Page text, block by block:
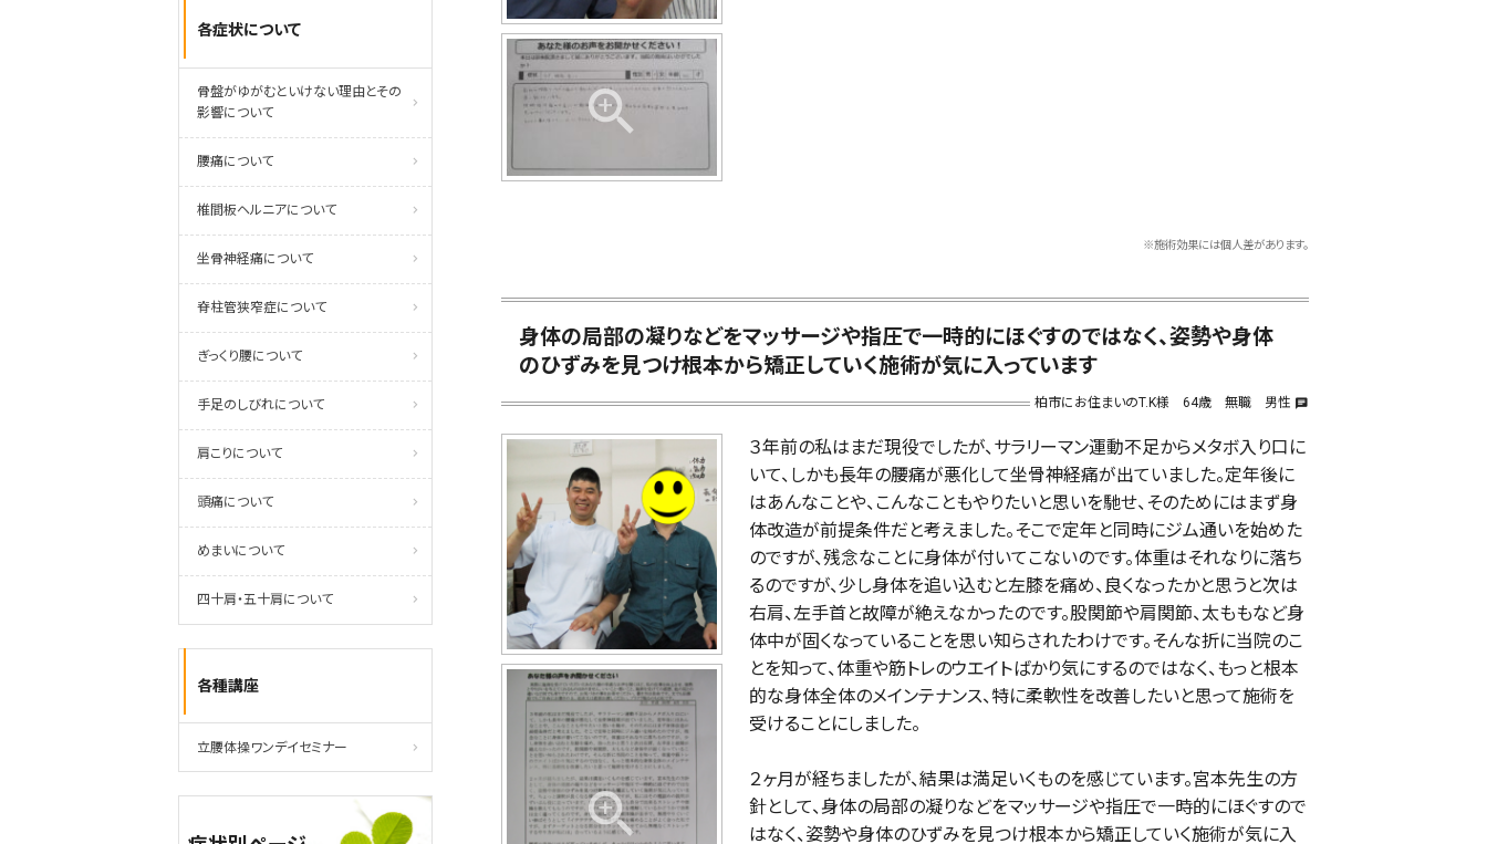
※施術効果には個人差があります。
身体の局部の凝りなどをマッサージや指圧で一時的にほぐすのではなく、姿勢や身体
のひずみを見つけ根本から矯正していく施術が気に入っています
柏市にお住まいのT.K様 64歳 無職 男性 chat
３年前の私はまだ現役でしたが、サラリーマン運動不足からメタボ入り口に
いて、しかも長年の腰痛が悪化して坐骨神経痛が出ていました。定年後に
はあんなことや、こんなこともやりたいと思いを馳せ、そのためにはまず身
体改造が前提条件だと考えました。そこで定年と同時にジム通いを始めた
のですが、残念なことに身体が付いてこないのです。体重はそれなりに落ち
るのですが、少し身体を追い込むと左膝を痛め、良くなったかと思うと次は
右肩、左手首と故障が絶えなかったのです。股関節や肩関節、太ももなど身
体中が固くなっていることを思い知らされたわけです。そんな折に当院のこ
とを知って、体重や筋トレのウエイトばかり気にするのではなく、もっと根本
的な身体全体のメインテナンス、特に柔軟性を改善したいと思って施術を
受けることにしました。
２ヶ月が経ちましたが、結果は満足いくものを感じています。宮本先生の方
針として、身体の局部の凝りなどをマッサージや指圧で一時的にほぐすので
はなく、姿勢や身体のひずみを見つけ根本から矯正していく施術が気に入
各症状について
骨盤がゆがむといけない理由とその
影響について
腰痛について
椎間板ヘルニアについて
坐骨神経痛について
脊柱管狭窄症について
ぎっくり腰について
手足のしびれについて
肩こりについて
頭痛について
めまいについて
四十肩・五十肩について
各種講座
立腰体操ワンデイセミナー